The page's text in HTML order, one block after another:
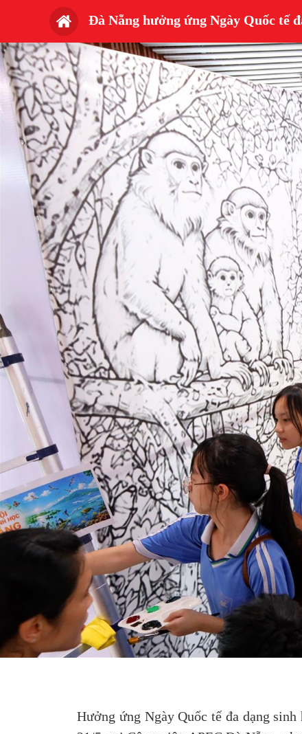
Đà Nẵng hưởng ứng Ngày Quốc tế
Hưởng ứng Ngày Quốc tế đa dạng